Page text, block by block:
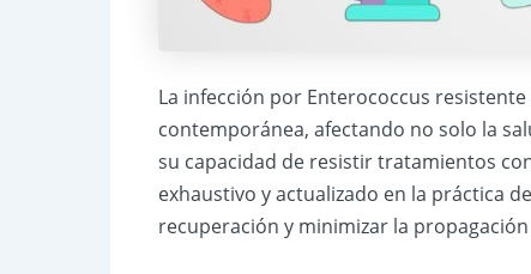
La infección por Enterococcus
contemporánea, afectando no solo la
su capacidad de resistir tratamientos
exhaustivo y actualizado en la práctica
recuperación y minimizar la